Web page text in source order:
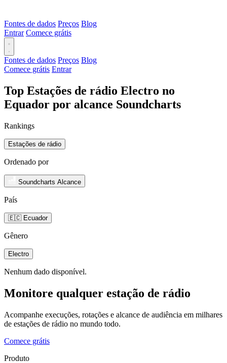
Fontes de dados Preços Blog
Entrar Comece grátis
Fontes de dados Preços Blog
Comece grátis Entrar
Top Estações de rádio Electro no
Equador por alcance Soundcharts
Rankings
Estações de rádio
Ordenado por
Soundcharts Alcance
País
🇪🇨 Ecuador
Gênero
Electro
Nenhum dado disponível.
Monitore qualquer estação de rádio
Acompanhe execuções, rotações e alcance de audiência em milhares
de estações de rádio no mundo todo.
Comece grátis
Produto